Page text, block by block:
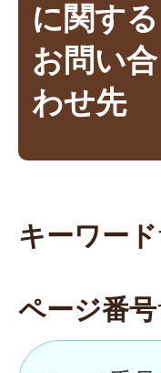
に関する
お問い合
わせ先
キーワード
ページ番号